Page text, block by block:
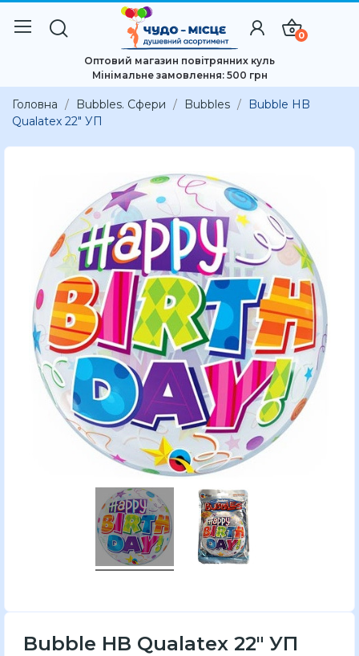
0
Оптовий магазин повітрянних куль
Мінімальне замовлення: 500 грн
Головна Bubbles. Сфери Bubbles
Bubble HB
Qualatex 22" УП
Bubble HB Qualatex 22" УП